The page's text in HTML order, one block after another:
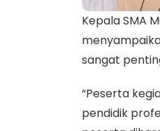
Kepala SMA
sangat
“Peserta
pendidik